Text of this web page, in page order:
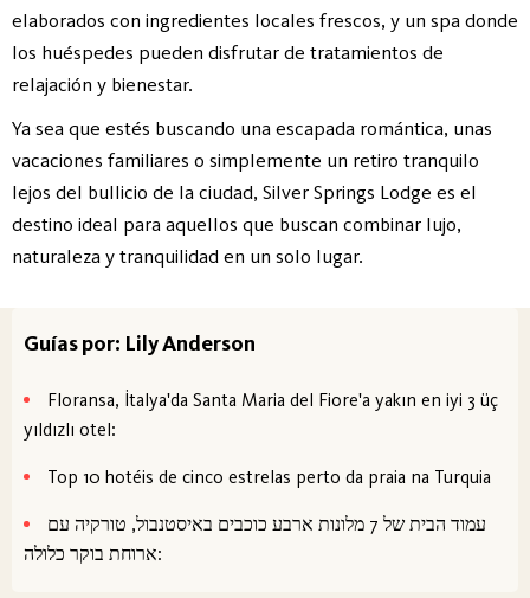
elaborados con ingredientes locales frescos, y un spa donde
los huéspedes pueden disfrutar de tratamientos de
relajación y bienestar.
Ya sea que estés buscando una escapada romántica, unas
vacaciones familiares o simplemente un retiro tranquilo
lejos del bullicio de la ciudad, Silver Springs Lodge es el
destino ideal para aquellos que buscan combinar lujo,
naturaleza y tranquilidad en un solo lugar.
Guías por: Lily Anderson
Floransa, İtalya'da Santa Maria del Fiore'a yakın en iyi 3 üç
yıldızlı otel:
Top 10 hotéis de cinco estrelas perto da praia na Turquia
עמוד הבית של 7 מלונות ארבע כוכבים באיסטנבול, טורקיה עם
ארוחת בוקר כלולה: